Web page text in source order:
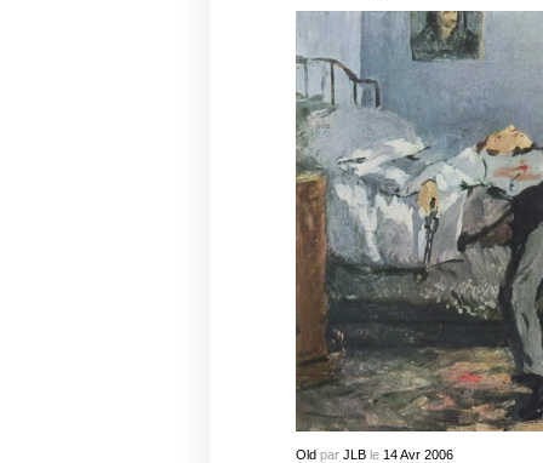
Oldpar JLBle 14 Avr 2006